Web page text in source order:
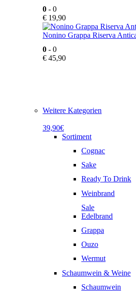
0 - 0
€ 19,90
Nonino Grappa Riserva
0 - 0
€ 45,90
Weitere Kategorien
39,90€
Sortiment
Cognac
Sake
Ready To Drink
Weinbrand
Sale
Edelbrand
Grappa
Ouzo
Wermut
Schaumwein & Weine
Schaumwein